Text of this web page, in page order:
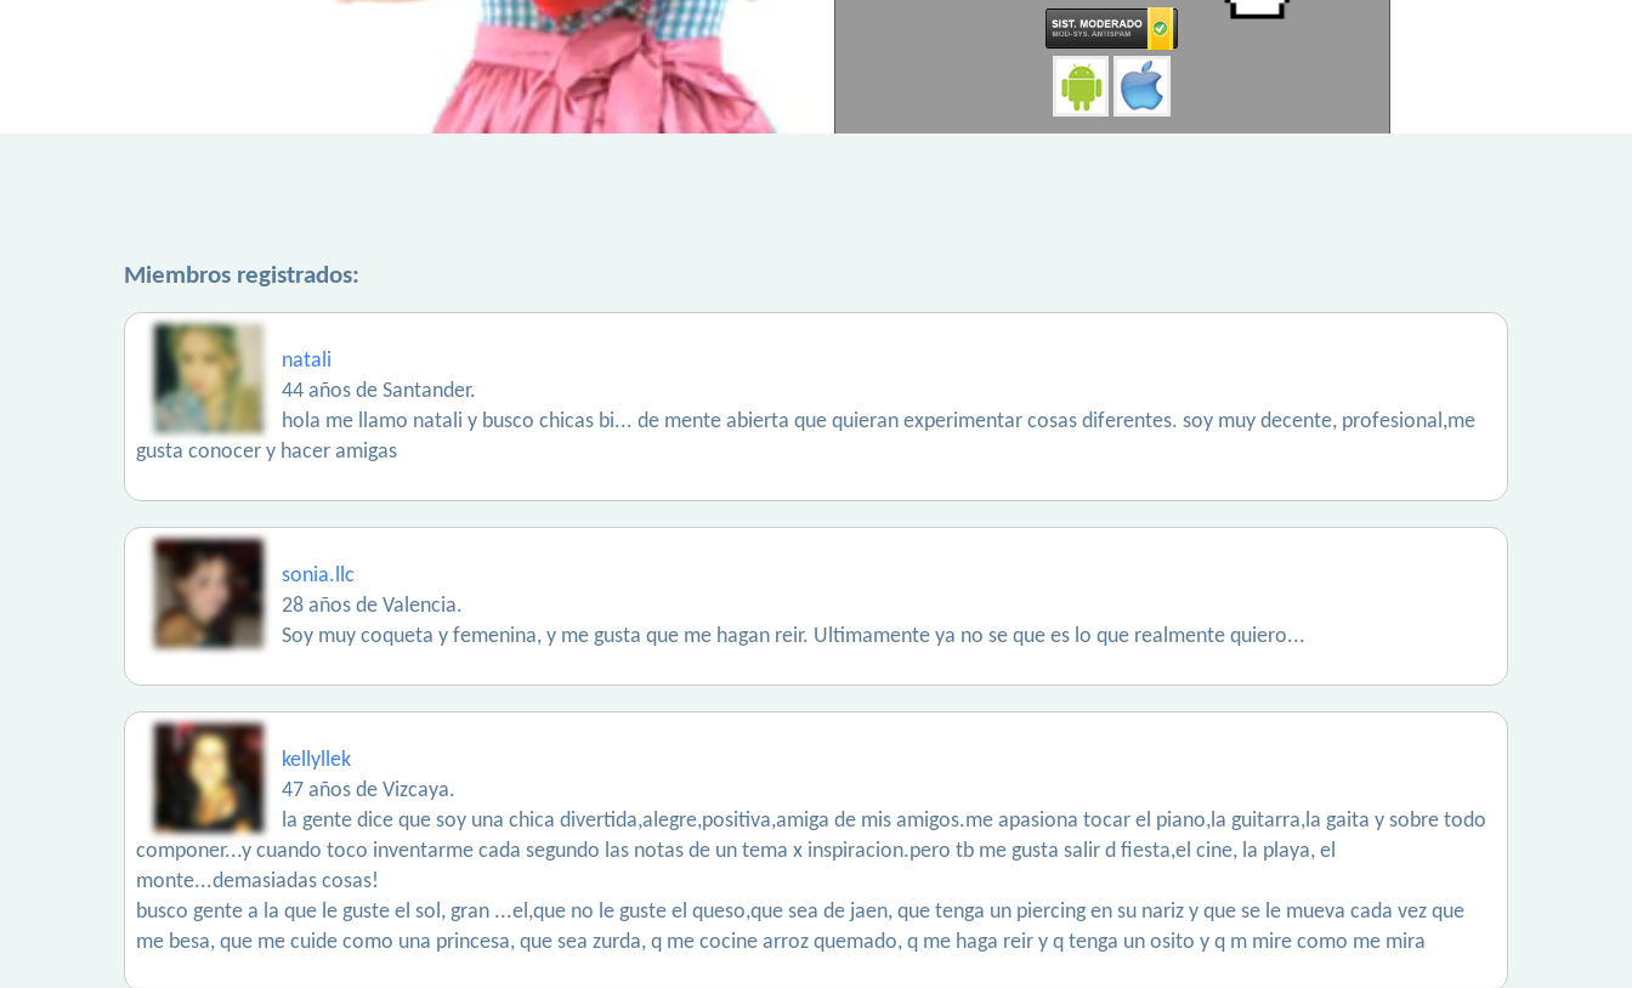
Miembros registrados:
natali
44 años de Santander.
hola me llamo natali y busco chicas bi... de mente abierta que quieran experimentar cosas diferentes. soy muy decente, profesional,me
gusta conocer y hacer amigas
sonia.llc
28 años de Valencia.
Soy muy coqueta y femenina, y me gusta que me hagan reir. Ultimamente ya no se que es lo que realmente quiero...
kellyllek
47 años de Vizcaya.
la gente dice que soy una chica divertida,alegre,positiva,amiga de mis amigos.me apasiona tocar el piano,la guitarra,la gaita y sobre todo
componer...y cuando toco inventarme cada segundo las notas de un tema x inspiracion.pero tb me gusta salir d fiesta,el cine, la playa, el
monte...demasiadas cosas!
busco gente a la que le guste el sol, gran ...el,que no le guste el queso,que sea de jaen, que tenga un piercing en su nariz y que se le mueva cada vez que
me besa, que me cuide como una princesa, que sea zurda, q me cocine arroz quemado, q me haga reir y q tenga un osito y q m mire como me mira